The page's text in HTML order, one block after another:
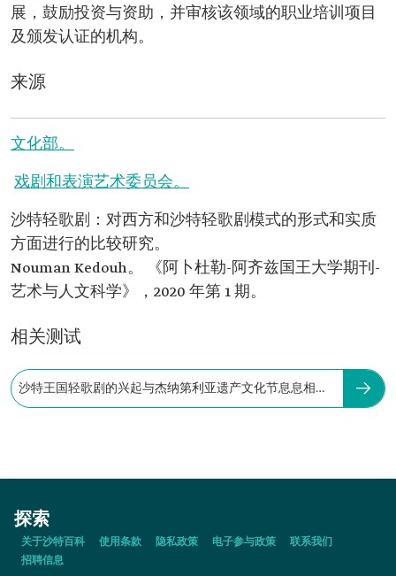
展，鼓励投资与资助，并审核该领域的职业培训项目
及颁发认证的机构。
来源
文化部。
戏剧和表演艺术委员会。
沙特轻歌剧：对西方和沙特轻歌剧模式的形式和实质
方面进行的比较研究。
Nouman Kedouh。 《阿卜杜勒-阿齐兹国王大学期刊-
艺术与人文科学》，2020 年第 1 期。
相关测试
沙特王国轻歌剧的兴起与杰纳第利亚遗产文化节息息相
探索
关于沙特百科 使用条款 隐私政策 电子参与政策
联系我们
招聘信息